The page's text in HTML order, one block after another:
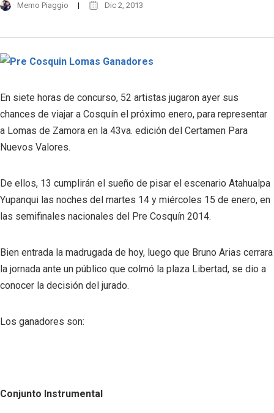
Memo Piaggio Dic 2, 2013
En siete horas de concurso, 52 artistas jugaron ayer sus
chances de viajar a Cosquín el próximo enero, para representar
a Lomas de Zamora en la 43va. edición del Certamen Para
Nuevos Valores.
De ellos, 13 cumplirán el sueño de pisar el escenario Atahualpa
Yupanqui las noches del martes 14 y miércoles 15 de enero, en
las semifinales nacionales del Pre Cosquín 2014.
Bien entrada la madrugada de hoy, luego que Bruno Arias cerrara
la jornada ante un público que colmó la plaza Libertad, se dio a
conocer la decisión del jurado.
Los ganadores son:
Conjunto Instrumental